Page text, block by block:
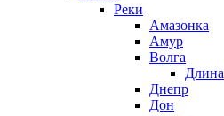
Реки
Амазонка
Амур
Волга
Длина
Днепр
Дон